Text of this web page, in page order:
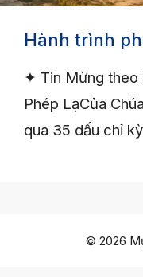
Hành trình
✦ Tin Mừng theo
Phép LạCủa
qua 35 dấu chỉ
© 2026